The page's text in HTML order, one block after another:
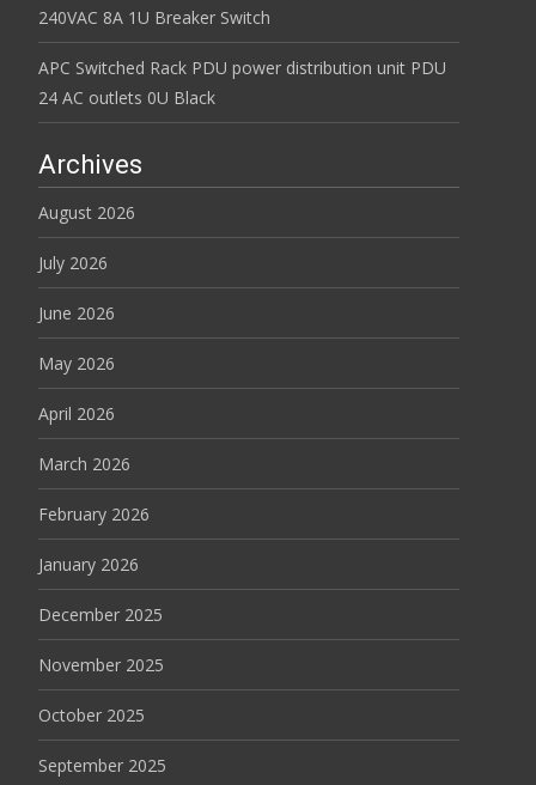
240VAC 8A 1U Breaker Switch
APC Switched Rack PDU power distribution unit PDU
24 AC outlets 0U Black
Archives
August 2026
July 2026
June 2026
May 2026
April 2026
March 2026
February 2026
January 2026
December 2025
November 2025
October 2025
September 2025